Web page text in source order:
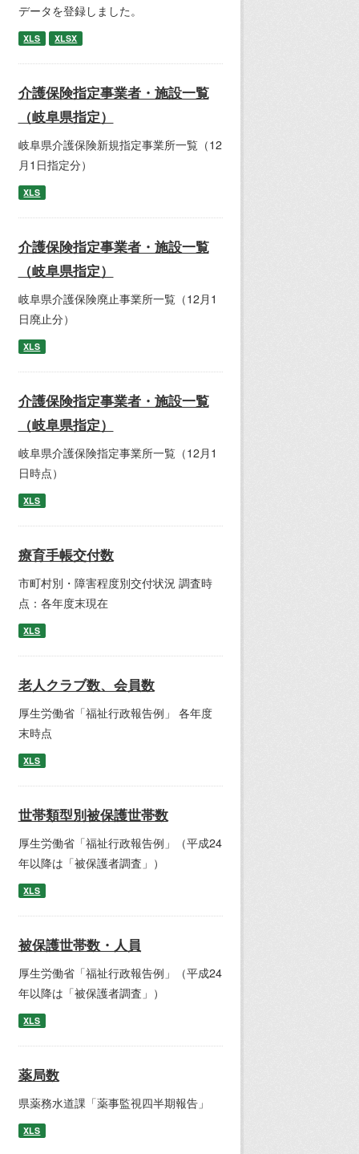
データを登録しました。
XLS XLSX
介護保険指定事業者・施設一覧
（岐阜県指定）
岐阜県介護保険新規指定事業所一覧（12
月1日指定分）
XLS
介護保険指定事業者・施設一覧
（岐阜県指定）
岐阜県介護保険廃止事業所一覧（12月1
日廃止分）
XLS
介護保険指定事業者・施設一覧
（岐阜県指定）
岐阜県介護保険指定事業所一覧（12月1
日時点）
XLS
療育手帳交付数
市町村別・障害程度別交付状況 調査時
点：各年度末現在
XLS
老人クラブ数、会員数
厚生労働省「福祉行政報告例」 各年度
末時点
XLS
世帯類型別被保護世帯数
厚生労働省「福祉行政報告例」（平成24
年以降は「被保護者調査」）
XLS
被保護世帯数・人員
厚生労働省「福祉行政報告例」（平成24
年以降は「被保護者調査」）
XLS
薬局数
県薬務水道課「薬事監視四半期報告」
XLS